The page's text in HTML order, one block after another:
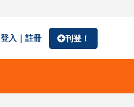
登入 | 註冊 刊登！